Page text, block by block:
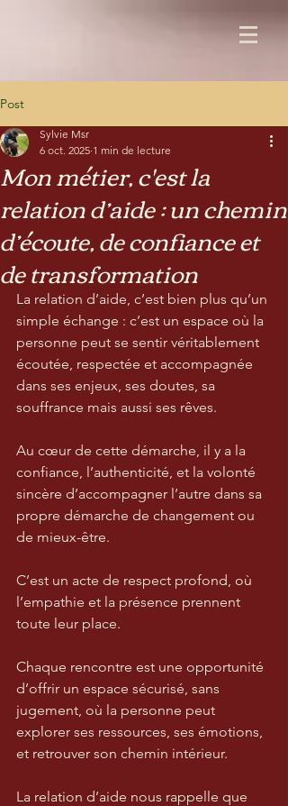
Post
Mon métier, c'est la
relation d’aide : un chemin
d’écoute, de confiance et
de transformation
Sylvie Msr
6 oct. 2025 1 min de lecture
La relation d’aide, c’est bien plus qu’un
simple échange : c’est un espace où la
personne peut se sentir véritablement
écoutée, respectée et accompagnée
dans ses enjeux, ses doutes, sa
souffrance mais aussi ses rêves.
Au cœur de cette démarche, il y a la
confiance, l’authenticité, et la volonté
sincère d’accompagner l’autre dans sa
propre démarche de changement ou
de mieux-être.
C’est un acte de respect profond, où
l’empathie et la présence prennent
toute leur place.
Chaque rencontre est une opportunité
d’offrir un espace sécurisé, sans
jugement, où la personne peut
explorer ses ressources, ses émotions,
et retrouver son chemin intérieur.
La relation d’aide nous rappelle que